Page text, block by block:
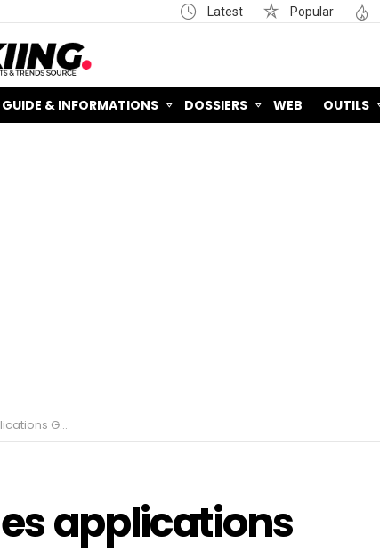
Latest Popular
GUIDE & INFORMATIONS DOSSIERS WEB OUTILS
Play ?
applications